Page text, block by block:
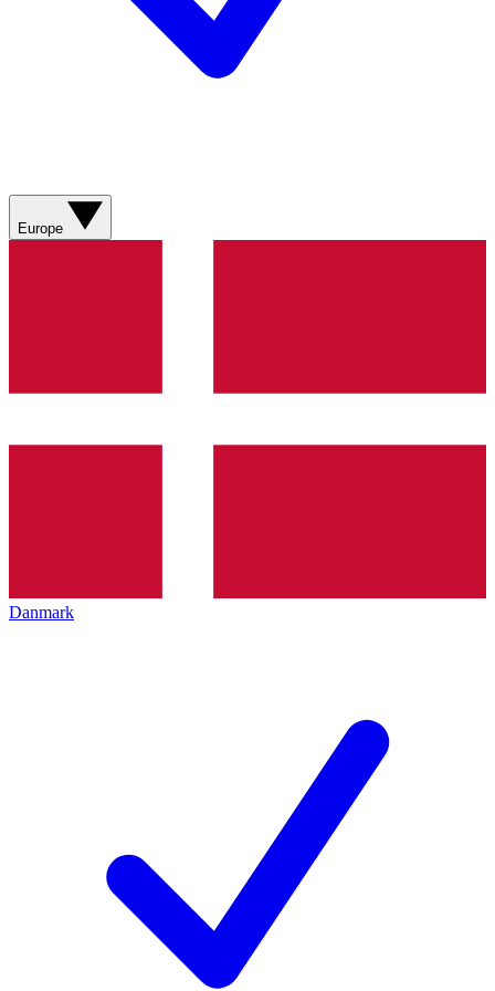
Europe
Danmark